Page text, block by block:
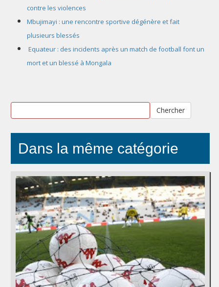
contre les violences
Mbujimayi : une rencontre sportive dégénère et fait
plusieurs blessés
Equateur : des incidents après un match de football font un
mort et un blessé à Mongala
Chercher
Dans la même catégorie